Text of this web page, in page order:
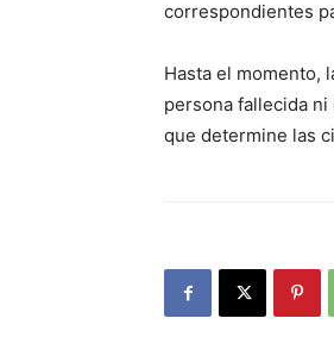
correspondientes
Hasta el momento,
persona fallecida
que determine las